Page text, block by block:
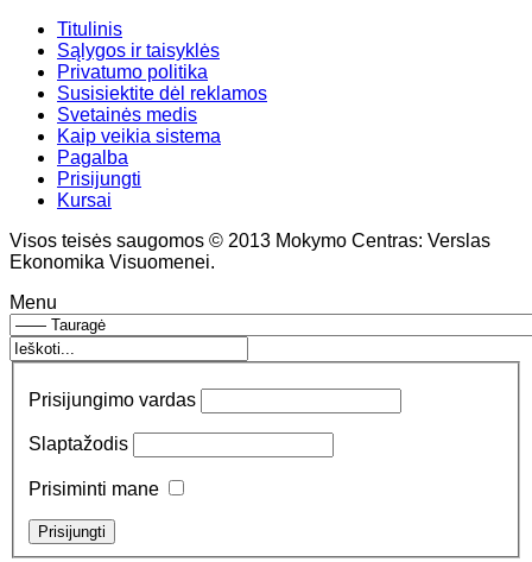
Titulinis
Sąlygos ir taisyklės
Privatumo politika
Susisiektite dėl reklamos
Svetainės medis
Kaip veikia sistema
Pagalba
Prisijungti
Kursai
Visos teisės saugomos © 2013 Mokymo Centras: Verslas
Ekonomika Visuomenei.
Menu
Prisijungimo vardas
Slaptažodis
Prisiminti mane